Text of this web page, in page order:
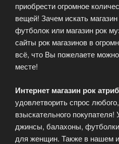
приобрести огромное
вещей! Зачем искать
футболок или магазин рок
сайты рок магазинов в
всё, что Вы пожелаете
месте!
Интернет магазин рок
удовлетворить спрос
взыскательного
джинсы, балахоны,
для женщин. Также в нашем